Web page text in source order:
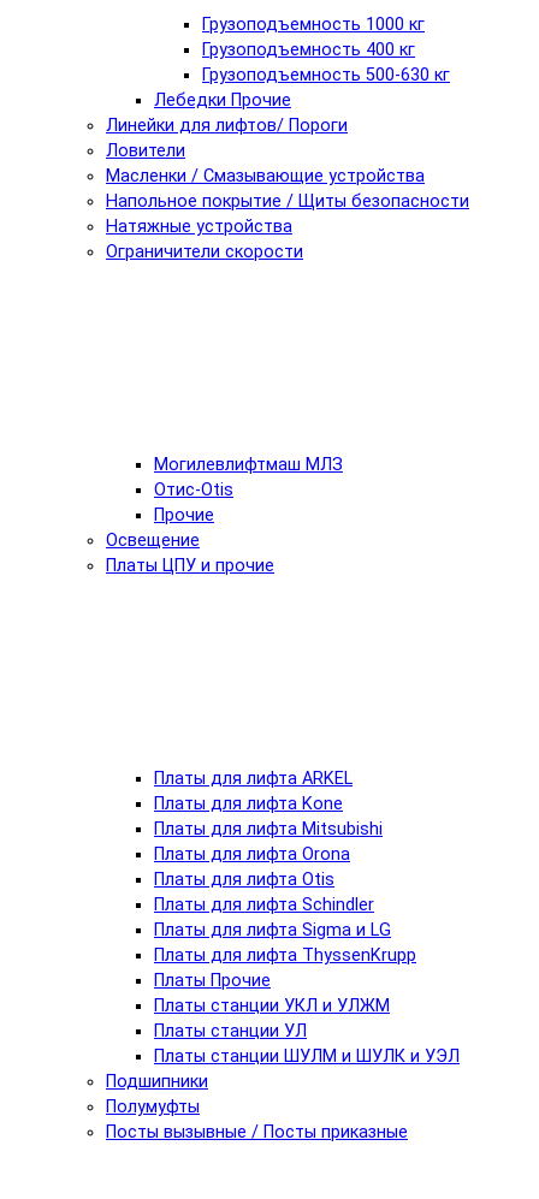
Грузоподъемность 1000 кг
Грузоподъемность 400 кг
Грузоподъемность 500-630 кг
Лебедки Прочие
Линейки для лифтов/ Пороги
Ловители
Масленки / Смазывающие устройства
Напольное покрытие / Щиты безопасности
Натяжные устройства
Ограничители скорости
Могилевлифтмаш МЛЗ
Отис-Otis
Прочие
Освещение
Платы ЦПУ и прочие
Платы для лифта ARKEL
Платы для лифта Kone
Платы для лифта Mitsubishi
Платы для лифта Orona
Платы для лифта Otis
Платы для лифта Schindler
Платы для лифта Sigma и LG
Платы для лифта ThyssenKrupp
Платы Прочие
Платы станции УКЛ и УЛЖМ
Платы станции УЛ
Платы станции ШУЛМ и ШУЛК и УЭЛ
Подшипники
Полумуфты
Посты вызывные / Посты приказные